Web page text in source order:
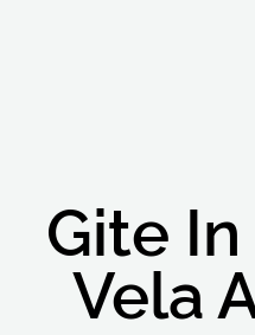
Gite
Vela